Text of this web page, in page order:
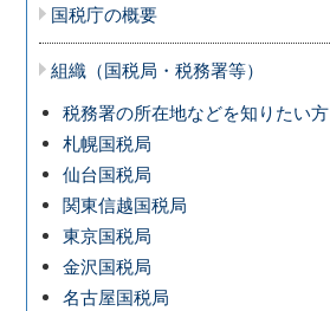
国税庁の概要
組織（国税局・税務署等）
税務署の所在地などを知りたい方
札幌国税局
仙台国税局
関東信越国税局
東京国税局
金沢国税局
名古屋国税局